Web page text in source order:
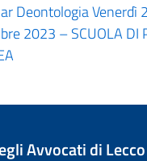
Deontologia Venerdì
2023 – SCUOLA DI
Avvocati di Lecco